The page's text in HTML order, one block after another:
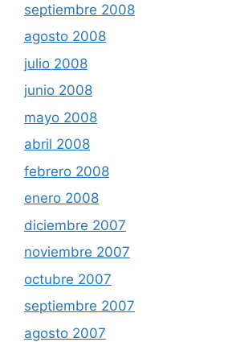
septiembre 2008
agosto 2008
julio 2008
junio 2008
mayo 2008
abril 2008
febrero 2008
enero 2008
diciembre 2007
noviembre 2007
octubre 2007
septiembre 2007
agosto 2007